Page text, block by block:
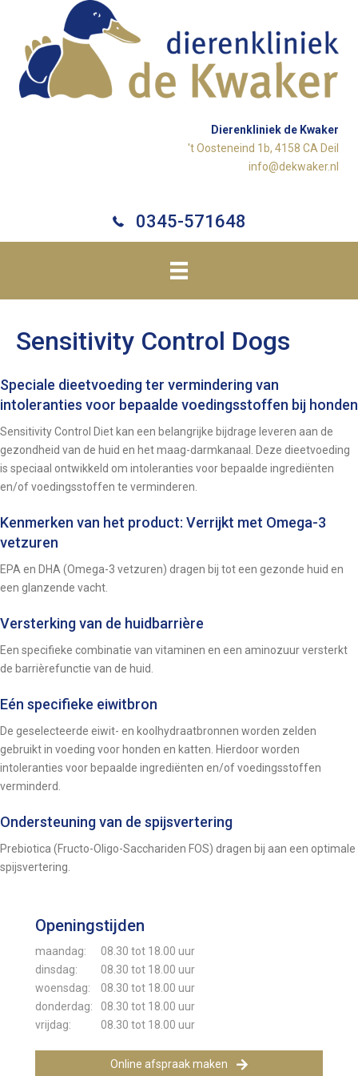
Dierenkliniek de Kwaker
't Oosteneind 1b, 4158 CA Deil
info@dekwaker.nl
0345-571648
Sensitivity Control Dogs
Speciale dieetvoeding ter vermindering van
intoleranties voor bepaalde voedingsstoffen bij honden
Sensitivity Control Diet kan een belangrijke bijdrage leveren aan de
gezondheid van de huid en het maag-darmkanaal. Deze dieetvoeding
is speciaal ontwikkeld om intoleranties voor bepaalde ingrediënten
en/of voedingsstoffen te verminderen.
Kenmerken van het product: Verrijkt met Omega-3
vetzuren
EPA en DHA (Omega-3 vetzuren) dragen bij tot een gezonde huid en
een glanzende vacht.
Versterking van de huidbarrière
Een specifieke combinatie van vitaminen en een aminozuur versterkt
de barrièrefunctie van de huid.
Eén specifieke eiwitbron
De geselecteerde eiwit- en koolhydraatbronnen worden zelden
gebruikt in voeding voor honden en katten. Hierdoor worden
intoleranties voor bepaalde ingrediënten en/of voedingsstoffen
verminderd.
Ondersteuning van de spijsvertering
Prebiotica (Fructo-Oligo-Sacchariden FOS) dragen bij aan een optimale
spijsvertering.
Openingstijden
maandag:
08.30 tot 18.00 uur
dinsdag:
08.30 tot 18.00 uur
woensdag:
08.30 tot 18.00 uur
donderdag:
08.30 tot 18.00 uur
vrijdag:
08.30 tot 18.00 uur
Online afspraak maken